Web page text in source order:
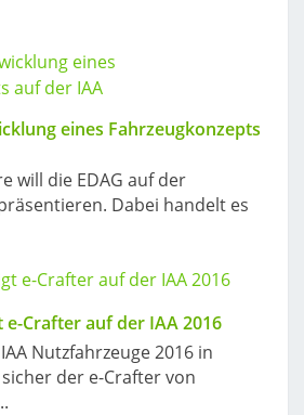
eines Fahrzeugkonzepts
will die EDAG auf der
Dabei handelt es
e-Crafter auf der IAA 2016
Nutzfahrzeuge 2016 in
der e-Crafter von